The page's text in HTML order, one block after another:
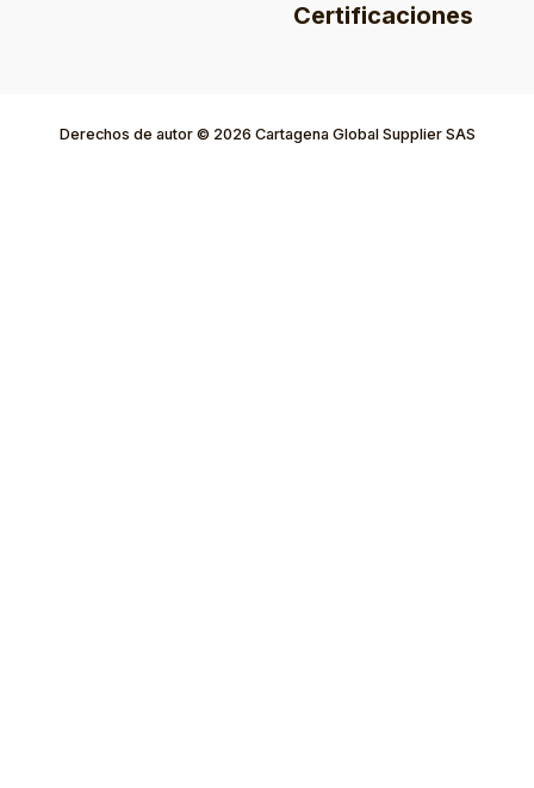
Certificaciones
Derechos de autor © 2026 Cartagena Global Supplier SAS